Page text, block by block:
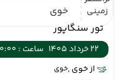
تور سنگاپور
زمینی
خوی
22 خرداد 1405
ساعت : 00:00
از خوی ,خوی